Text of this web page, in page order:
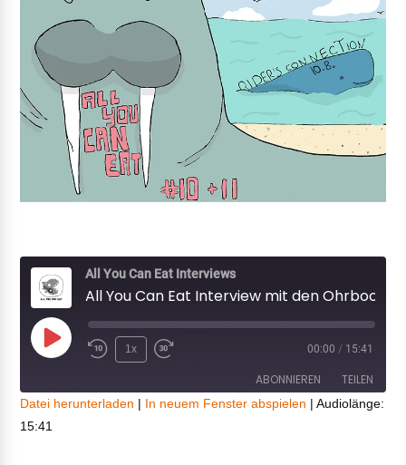
All You Can Eat Interviews
Play
1x 00:00 / 15:41
ABONNIEREN TEILEN
TEILEN
Datei herunterladen | In neuem Fenster abspielen |Audiolänge:
15:41